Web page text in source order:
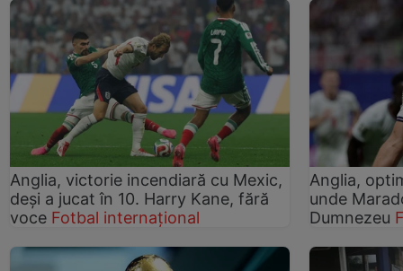
Anglia, victorie incendiară cu Mexic,
deși a jucat în 10. Harry Kane, fără
voce Fotbal internațional
Anglia,
unde
Dumnezeu